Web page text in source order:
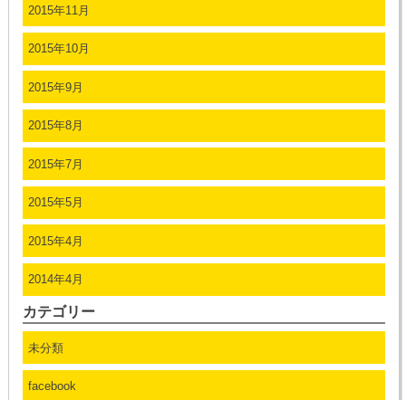
2015年11月
2015年10月
2015年9月
2015年8月
2015年7月
2015年5月
2015年4月
2014年4月
カテゴリー
未分類
facebook